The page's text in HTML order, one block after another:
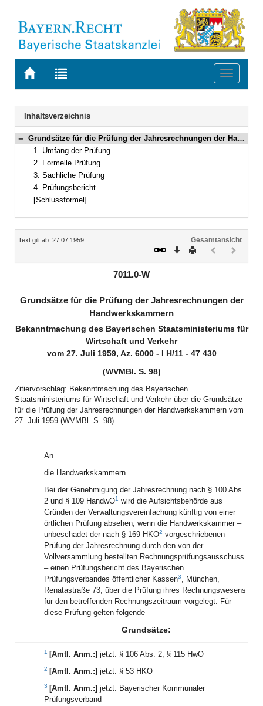
Zur
BAYERN.RECHT
Zur
letzten
Suche
Toggle
Navigation
Inhaltsverzeichnis
Bereich reduzieren
Grundsätze für die Prüfung der Jahresrechnungen der Handwerkskammern
1. Umfang der Prüfung
2. Formelle Prüfung
3. Sachliche Prüfung
4. Prüfungsbericht
[Schlussformel]
Inhalt
Text gilt ab: 27.07.1959
Gesamtansicht
Download
DruckenVorheriges
7011.0-W
Grundsätze für die Prüfung der Jahresrechnungen der
Handwerkskammern
Bekanntmachung des Bayerischen Staatsministeriums für
Wirtschaft und Verkehr
vom 27. Juli 1959, Az. 6000 - I H/11 - 47 430
(WVMBl. S. 98)
Zitiervorschlag: Bekanntmachung des Bayerischen
Staatsministeriums für Wirtschaft und Verkehr über die Grundsätze
für die Prüfung der Jahresrechnungen der Handwerkskammern vom
27. Juli 1959 (WVMBl. S. 98)
An
die Handwerkskammern
Bei der Genehmigung der Jahresrechnung nach § 100 Abs.
2 und § 109 HandwO1 wird die Aufsichtsbehörde aus
Gründen der Verwaltungsvereinfachung künftig von einer
örtlichen Prüfung absehen, wenn die Handwerkskammer –
unbeschadet der nach § 169 HKO2 vorgeschriebenen
Prüfung der Jahresrechnung durch den von der
Vollversammlung bestellten Rechnungsprüfungsausschuss
– einen Prüfungsbericht des Bayerischen
Prüfungsverbandes öffentlicher Kassen3, München,
Renatastraße 73, über die Prüfung ihres Rechnungswesens
für den betreffenden Rechnungszeitraum vorgelegt. Für
diese Prüfung gelten folgende
Grundsätze:
1 [Amtl. Anm.:] jetzt: § 106 Abs. 2, § 115 HwO
2 [Amtl. Anm.:] jetzt: § 53 HKO
3 [Amtl. Anm.:] jetzt: Bayerischer Kommunaler
Prüfungsverband